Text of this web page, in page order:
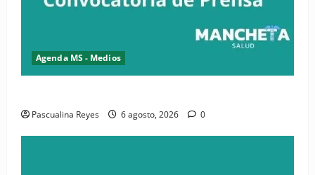
Agenda MS - Medios
Pascualina Reyes 6 agosto, 2026 0